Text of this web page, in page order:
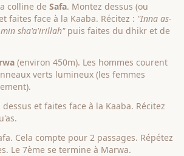
colline de Safa. Montez dessus (ou
faites face à la Kaaba. Récitez : "Inna as-
sha'a'irillah"puis faites du dhikr et de
(environ 450m). Les hommes courent
verts lumineux (les femmes
dessus et faites face à la Kaaba. Récitez
Cela compte pour 2 passages. Répétez
Le 7ème se termine à Marwa.